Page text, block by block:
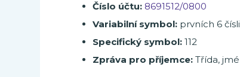
Číslo účtu: 8691512/0800
Variabilní symbol: prvních 6
Specifický symbol: 112
Zpráva pro příjemce: Třída,